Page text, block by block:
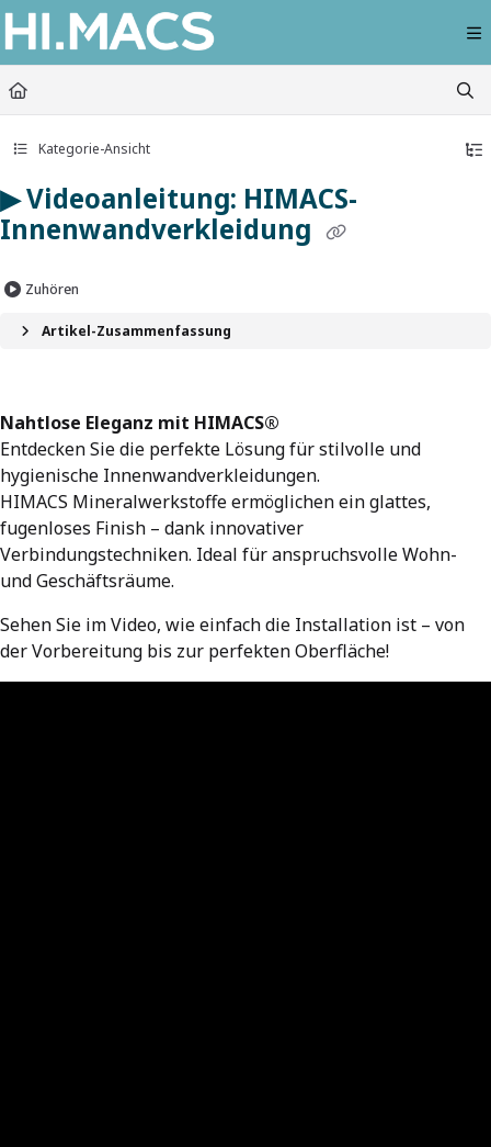
Documentation Index
Fetch the complete documentation index at:
https://himacs-
Use this file to discover all available pages before exploring further.
Kategorie-Ansicht
▶ Videoanleitung: HIMACS-
Innenwandverkleidung
Zuhören
Artikel-Zusammenfassung
Nahtlose Eleganz mit HIMACS®
Entdecken Sie die perfekte Lösung für stilvolle und
hygienische Innenwandverkleidungen.
HIMACS Mineralwerkstoffe ermöglichen ein glattes,
fugenloses Finish – dank innovativer
Verbindungstechniken. Ideal für anspruchsvolle Wohn-
und Geschäftsräume.
Sehen Sie im Video, wie einfach die Installation ist – von
der Vorbereitung bis zur perfekten Oberfläche!